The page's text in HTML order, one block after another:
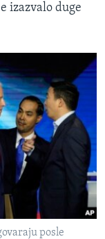
izazvalo duge
posle